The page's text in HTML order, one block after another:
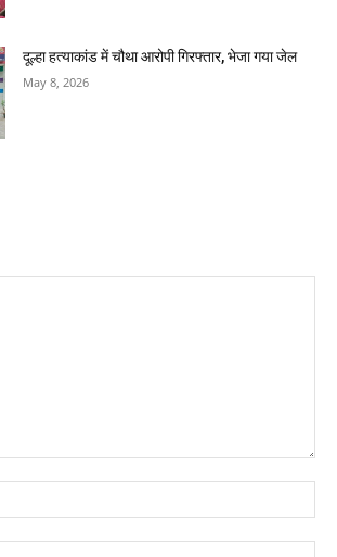
दूल्हा हत्याकांड में चौथा आरोपी गिरफ्तार, भेजा गया जेल
May 8, 2026